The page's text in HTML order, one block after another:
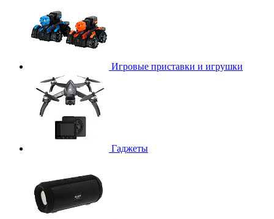
Игровые приставки и игрушки
Гаджеты